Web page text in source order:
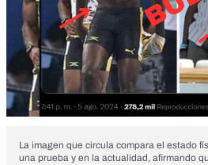
La imagen que circula compara el estado
una prueba y en la actualidad, afirmando